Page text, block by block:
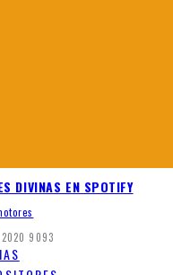
DIVINAS EN SPOTIFY
9093